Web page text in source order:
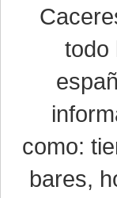
todo
como:
bares,